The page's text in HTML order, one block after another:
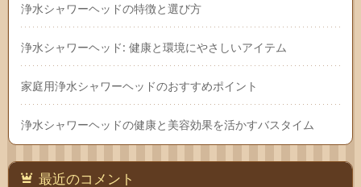
浄水シャワーヘッドの特徴と選び方
浄水シャワーヘッド: 健康と環境にやさしいアイテム
家庭用浄水シャワーヘッドのおすすめポイント
浄水シャワーヘッドの健康と美容効果を活かすバスタイム
最近のコメント